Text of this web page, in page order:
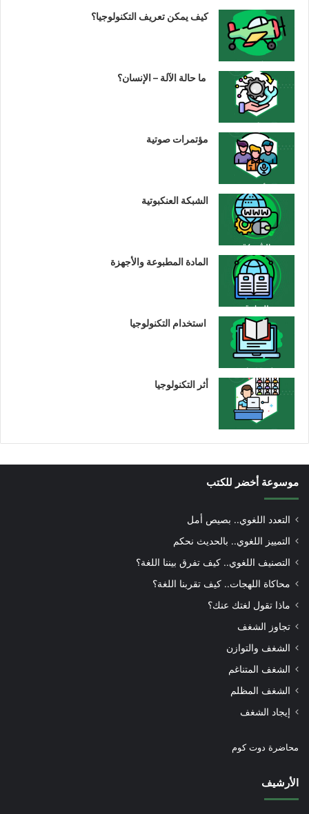
كيف يمكن تعريف التكنولوجيا؟
ما حالة الآلة – الإنسان؟
مؤتمرات صوتية
الشبكة العنكبوتية
المادة المطبوعة والأجهزة
استخدام التكنولوجيا
أثر التكنولوجيا
موسوعة أخضر للكتب
التعدد اللغوي.. بصيص أمل
التمييز اللغوي.. بالحديث نحكم
التصنيف اللغوي.. كيف تفرق بيننا اللغة؟
محاكاة اللهجات.. كيف تقربنا اللغة؟
ماذا تقول لغتك عنك؟
تجاوز الشغف
الشغف والتوازن
الشغف المتناغم
الشغف المظلم
إيجاد الشغف
محاضرة دوت كوم
الأرشيف